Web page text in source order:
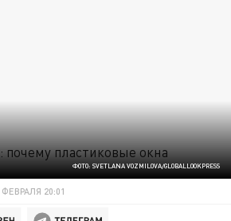
ФОТО: SVETLANA VOZMILOVA/GLOBALLOOKPRESS
ФЕВРАЛЯ 20:01